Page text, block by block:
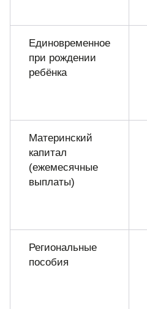
Единовременное
при рождении
ребёнка
Материнский
капитал
(ежемесячные
выплаты)
Региональные
пособия